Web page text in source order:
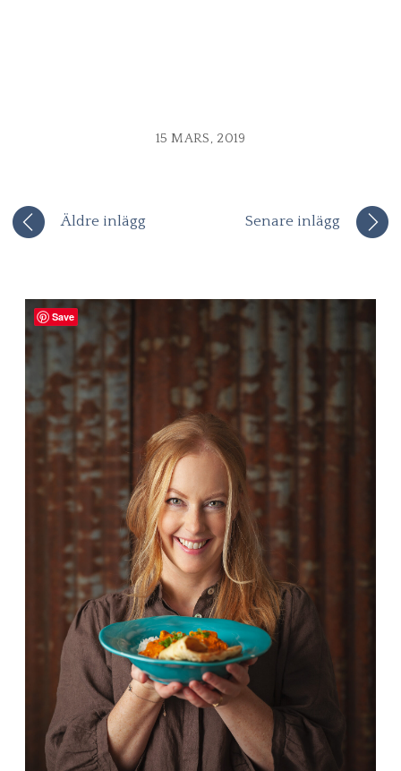
15 MARS, 2019
Äldre inlägg Senare inlägg
Save